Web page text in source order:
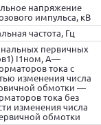
напряжение
импульса, кВ
частота, Гц
первичных
I1ном, А—
тока с
изменения числа
обмотки —
тока без
изменения числа
обмотки